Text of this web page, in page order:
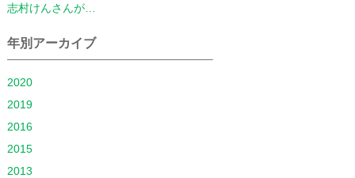
志村けんさんが…
年別アーカイブ
2020
2019
2016
2015
2013